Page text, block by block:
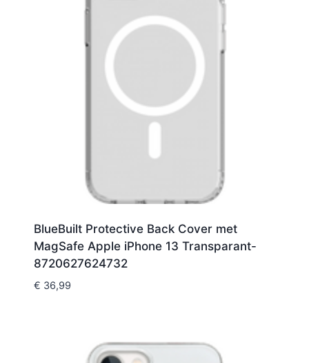
BlueBuilt Protective Back Cover met
MagSafe Apple iPhone 13 Transparant-
8720627624732
€ 36,99